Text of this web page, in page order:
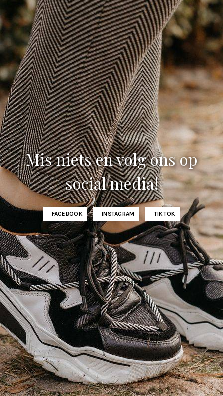
Mis niets en volg ons op
social media!
FACEBOOK INSTAGRAM TIKTOK